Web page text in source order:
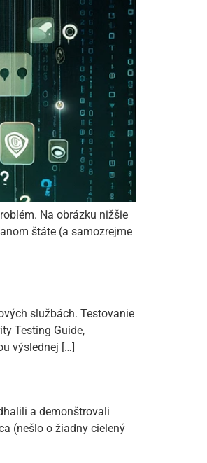
Na obrázku nižšie
štáte (a samozrejme
službách. Testovanie
Testing Guide,
výslednej […]
a demonštrovali
(nešlo o žiadny cielený